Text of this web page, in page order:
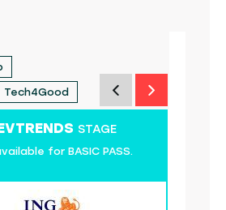
Tech4Good
STAGE
for BASIC PASS.